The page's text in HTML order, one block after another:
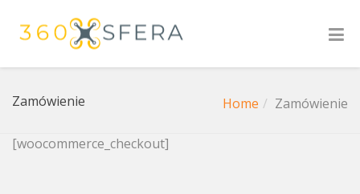
Zamówienie Home Zamówienie
[woocommerce_checkout]